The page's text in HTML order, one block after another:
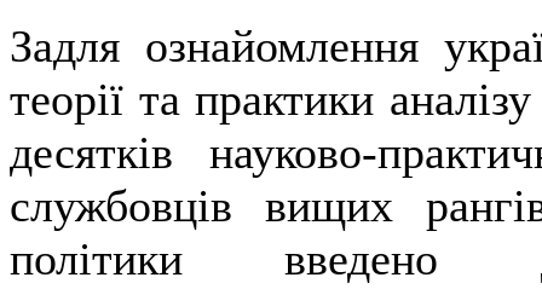
Задля ознайомлення
теорії та практики
десятків науково-
службовців вищих
політики введено